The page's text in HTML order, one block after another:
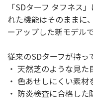
「SDターフ タフネス
れた機能はそのままに
ーアップした新モデルで
従来のSDターフが持っ
・ 天然芝のような見た
・ 色あせしにくい素
・ 防炎検査に合格した